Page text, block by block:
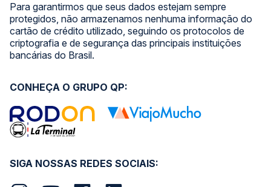
Para garantirmos que seus dados estejam sempre
protegidos, não armazenamos nenhuma informação do
cartão de crédito utilizado, seguindo os protocolos de
criptografia e de segurança das principais instituições
bancárias do Brasil.
SIGA NOSSAS REDES SOCIAIS:
CONHEÇA O GRUPO QP: